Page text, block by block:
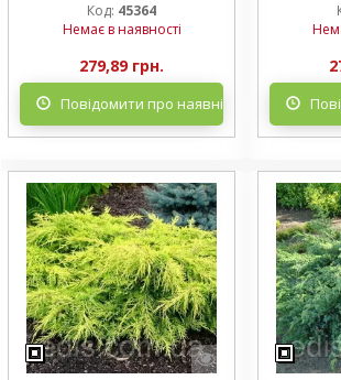
Код: 45364
Немає в наявності
279,89 грн.
Повідомити про наявність